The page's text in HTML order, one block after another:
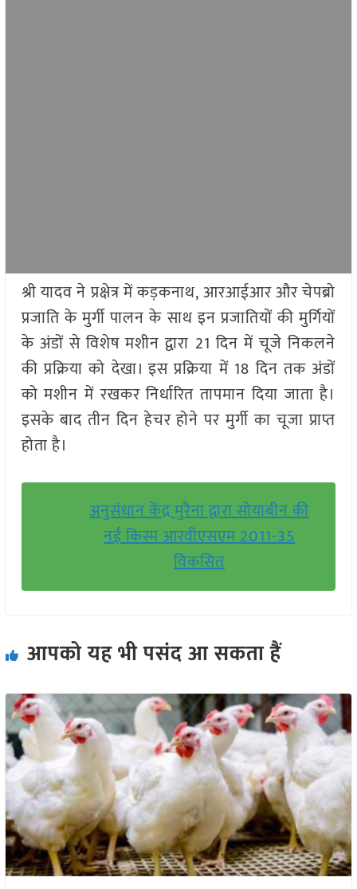
श्री यादव ने प्रक्षेत्र में कड़कनाथ, आरआईआर और चेपब्रो
प्रजाति के मुर्गी पालन के साथ इन प्रजातियों की मुर्गियों
के अंडों से विशेष मशीन द्वारा 21 दिन में चूजे निकलने
की प्रक्रिया को देखा। इस प्रक्रिया में 18 दिन तक अंडों
को मशीन में रखकर निर्धारित तापमान दिया जाता है।
इसके बाद तीन दिन हेचर होने पर मुर्गी का चूजा प्राप्त
होता है।
अनुसंधान केंद्र मुरैना द्वारा सोयाबीन की
नई किस्म आरवीएसएम 2011-35
विकसित
आपको यह भी पसंद आ सकता हैं